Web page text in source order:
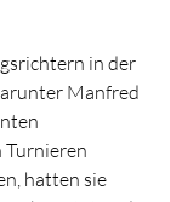
in der
Manfred
Turnieren
hatten sie